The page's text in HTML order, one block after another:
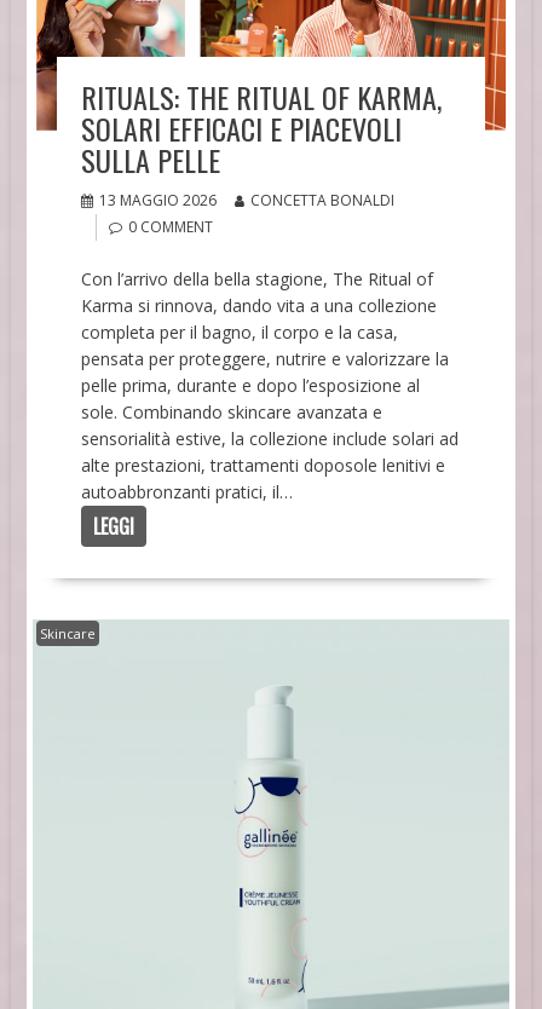
RITUALS: THE RITUAL OF KARMA,
SOLARI EFFICACI E PIACEVOLI
SULLA PELLE
13 MAGGIO 2026
CONCETTA BONALDI
0 COMMENT
Con l’arrivo della bella stagione, The Ritual of
Karma si rinnova, dando vita a una collezione
completa per il bagno, il corpo e la casa,
pensata per proteggere, nutrire e valorizzare la
pelle prima, durante e dopo l’esposizione al
sole. Combinando skincare avanzata e
sensorialità estive, la collezione include solari ad
alte prestazioni, trattamenti doposole lenitivi e
autoabbronzanti pratici, il…
LEGGI
Skincare